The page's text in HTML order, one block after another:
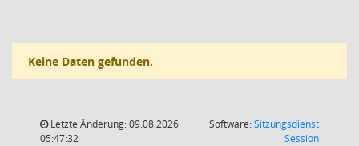
Keine Daten gefunden.
Letzte Änderung: 09.08.2026
05:47:32
Software:Sitzungsdienst
Session(Wird in